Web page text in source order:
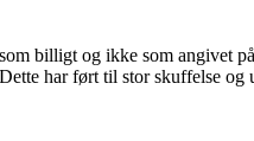
billigt og ikke som angivet
har ført til stor skuffelse og